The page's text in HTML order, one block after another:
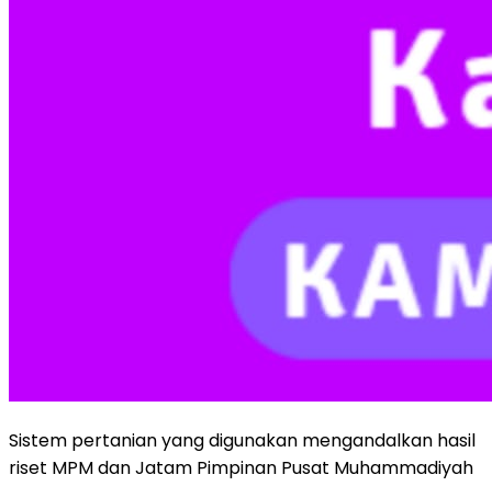
Sistem pertanian yang digunakan mengandalkan hasil
riset MPM dan Jatam Pimpinan Pusat Muhammadiyah